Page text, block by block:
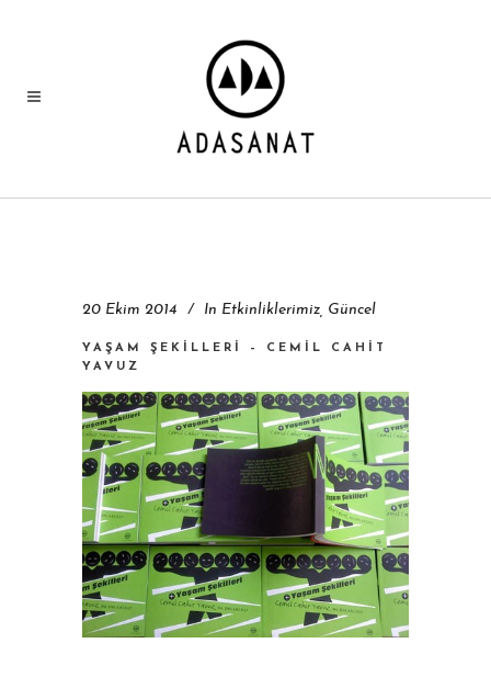
20 Ekim 2014 In Etkinliklerimiz Güncel
YAŞAM ŞEKILLERI – CEMIL CAHIT
YAVUZ